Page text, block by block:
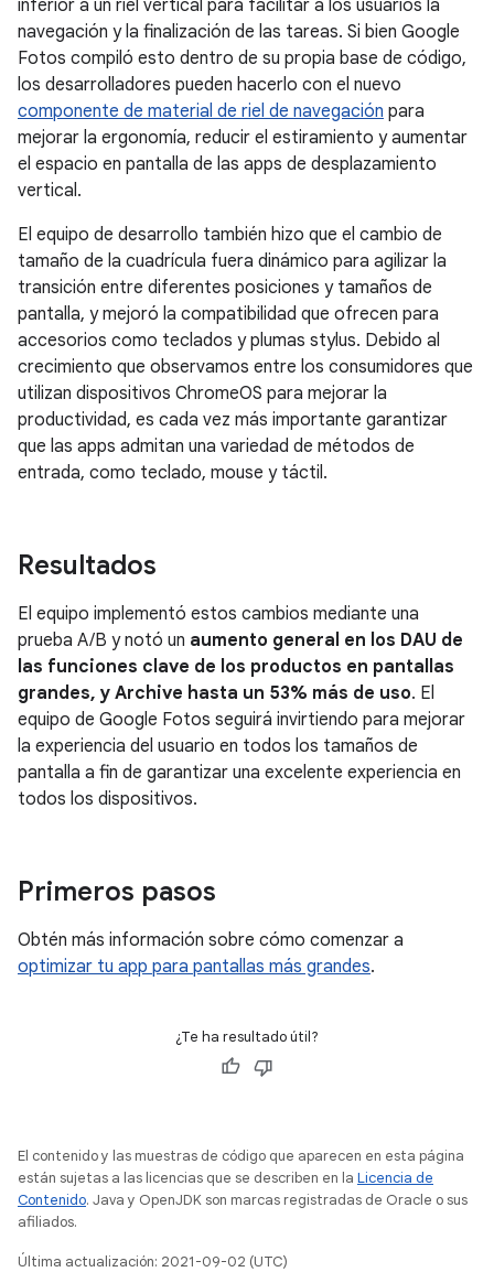
inferior a un riel vertical para facilitar a los usuarios la
navegación y la finalización de las tareas. Si bien Google
Fotos compiló esto dentro de su propia base de código,
los desarrolladores pueden hacerlo con el nuevo
componente de material de riel de navegación para
mejorar la ergonomía, reducir el estiramiento y aumentar
el espacio en pantalla de las apps de desplazamiento
vertical.
El equipo de desarrollo también hizo que el cambio de
tamaño de la cuadrícula fuera dinámico para agilizar la
transición entre diferentes posiciones y tamaños de
pantalla, y mejoró la compatibilidad que ofrecen para
accesorios como teclados y plumas stylus. Debido al
crecimiento que observamos entre los consumidores que
utilizan dispositivos ChromeOS para mejorar la
productividad, es cada vez más importante garantizar
que las apps admitan una variedad de métodos de
entrada, como teclado, mouse y táctil.
Resultados
El equipo implementó estos cambios mediante una
prueba A/B y notó un aumento general en los DAU de
las funciones clave de los productos en pantallas
grandes, y Archive hasta un 53% más de uso. El
equipo de Google Fotos seguirá invirtiendo para mejorar
la experiencia del usuario en todos los tamaños de
pantalla a fin de garantizar una excelente experiencia en
todos los dispositivos.
Primeros pasos
Obtén más información sobre cómo comenzar a
optimizar tu app para pantallas más grandes.
¿Te ha resultado útil?
El contenido y las muestras de código que aparecen en esta página
están sujetas a las licencias que se describen en la Licencia de
Contenido. Java y OpenJDK son marcas registradas de Oracle o sus
afiliados.
Última actualización: 2021-09-02 (UTC)